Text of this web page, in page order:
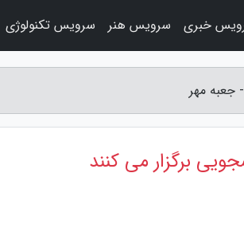
جعبه مهر
برگزار می کنند
خبری سرویس هنر سرویس تکنولوژی